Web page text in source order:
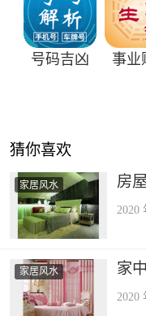
号码吉凶 事业
猜你喜欢
家居风水 房
2020
家居风水 家
2020